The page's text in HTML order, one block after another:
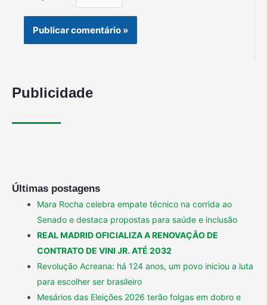
Publicidade
Últimas postagens
Mara Rocha celebra empate técnico na corrida ao
Senado e destaca propostas para saúde e inclusão
REAL MADRID OFICIALIZA A RENOVAÇÃO DE
CONTRATO DE VINI JR. ATÉ 2032
Revolução Acreana: há 124 anos, um povo iniciou a luta
para escolher ser brasileiro
Mesários das Eleições 2026 terão folgas em dobro e